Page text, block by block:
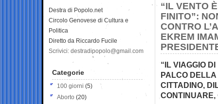
“IL VENTO
FINITO”:
CONTRO
EKREM
“IL VIAGGIO
PALCO DELLA
CITTADINO,
CONTINUARE,
Destra di Popolo.net
Circolo Genovese di Cultura e
Politica
Diretto da Riccardo Fucile
Scrivici: destradipopolo@gmail.com
Categorie
100 giorni (5)
Aborto (20)